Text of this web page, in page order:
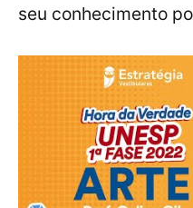
seu conhecimento